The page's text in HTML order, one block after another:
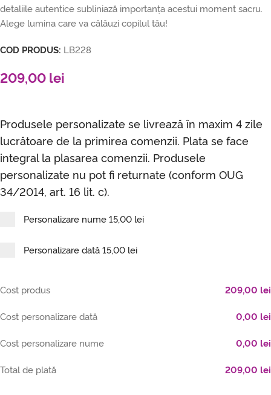
detaliile autentice subliniază importanța acestui moment sacru.
Alege lumina care va călăuzi copilul tău!
COD PRODUS: LB228
209,00 lei
Produsele personalizate se livrează în maxim 4 zile
lucrătoare de la primirea comenzii. Plata se face
integral la plasarea comenzii. Produsele
personalizate nu pot fi returnate (conform OUG
34/2014, art. 16 lit. c).
Personalizare nume15,00 lei
Personalizare dată15,00 lei
Cost produs 209,00 lei
Cost personalizare dată 0,00 lei
Cost personalizare nume 0,00 lei
Total de plată 209,00 lei